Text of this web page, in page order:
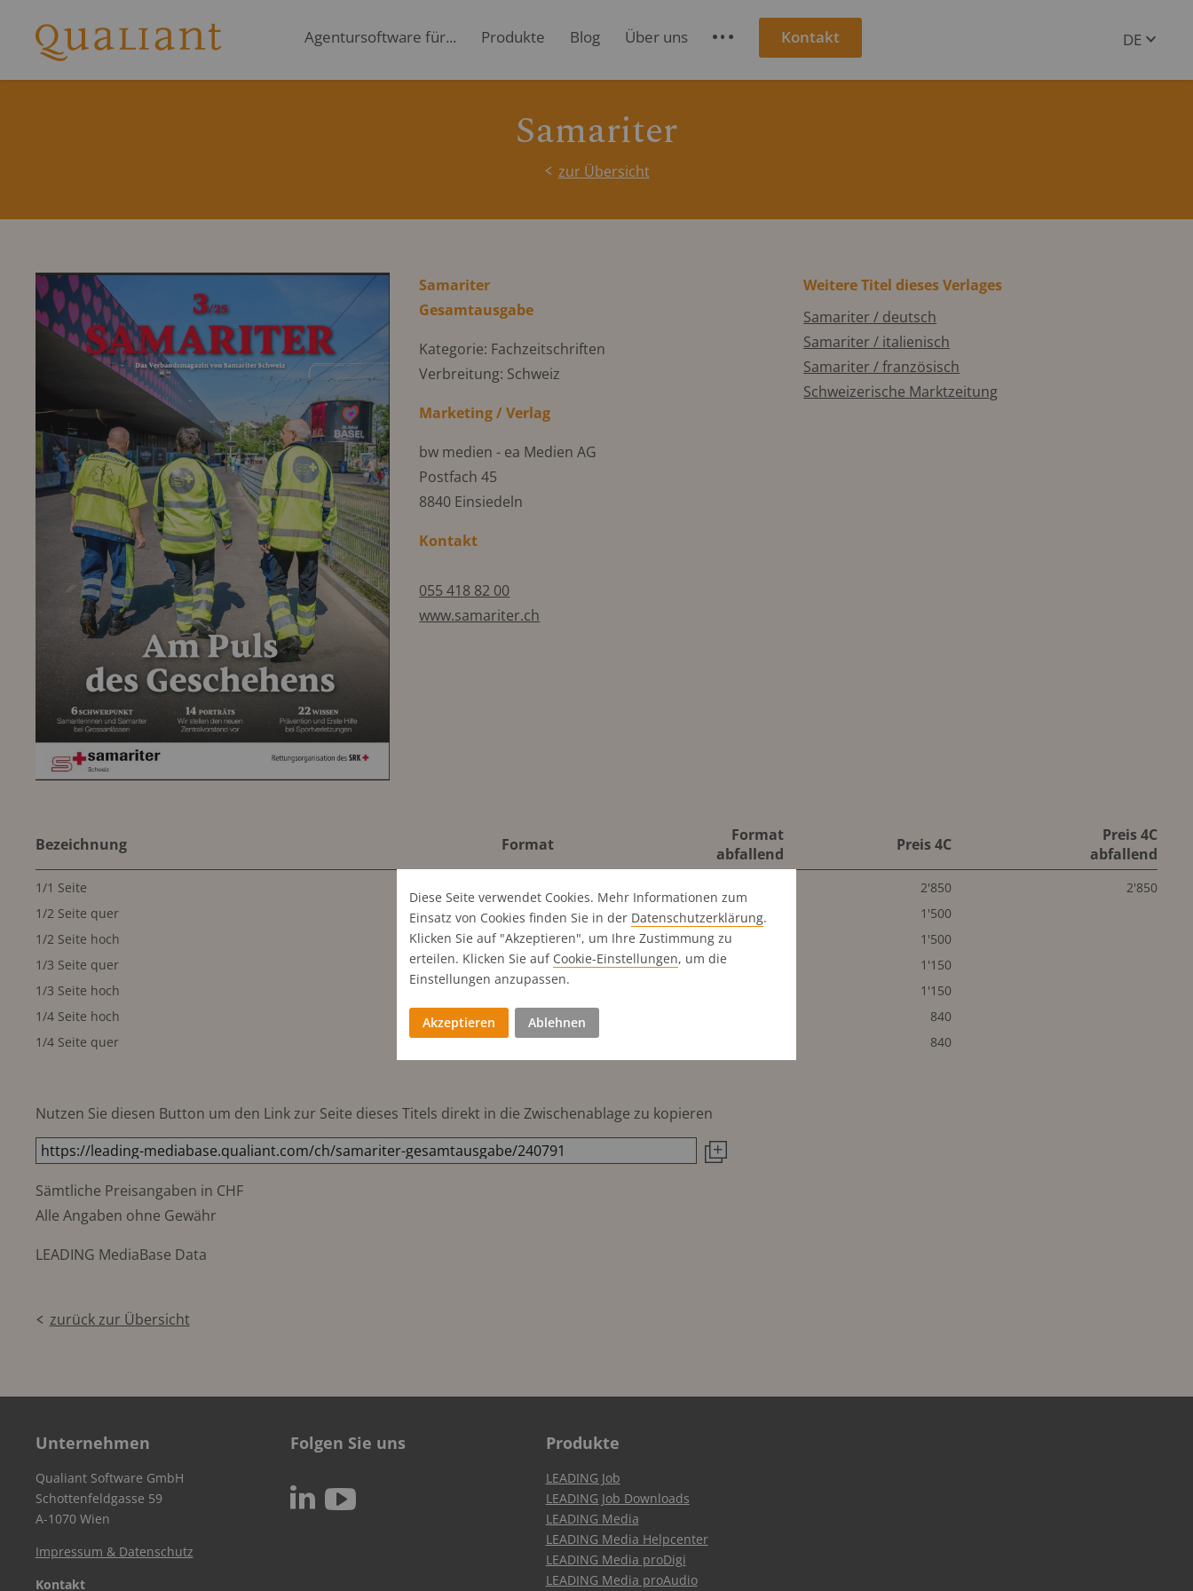
Agentursoftware für... Produkte Blog Über uns S Kontakt
DE
Samariter
zur Übersicht
Samariter
Gesamtausgabe
Kategorie: Fachzeitschriften
Verbreitung: Schweiz
Marketing / Verlag
bw medien - ea Medien AG
Postfach 45
8840 Einsiedeln
Kontakt
055 418 82 00
www.samariter.ch
Weitere Titel dieses Verlages
Samariter / deutsch
Samariter / italienisch
Samariter / französisch
Schweizerische Marktzeitung
Bezeichnung Format
Format
abfallend
Preis 4C
Preis 4C
abfallend
1/1 Seite 2'850
2'850
1/2 Seite quer
186x134 mm
1'500
1/2 Seite hoch
90x273 mm
1'500
1/3 Seite quer
186x83 mm
1'150
1/3 Seite hoch
63x273 mm
1'150
1/4 Seite hoch
90.7x134 mm
840
1/4 Seite quer
186x57 mm 840
Nutzen Sie diesen Button um den Link zur Seite dieses Titels direkt in die Zwischenablage zu kopieren
Sämtliche Preisangaben in CHF
Alle Angaben ohne Gewähr
LEADING MediaBase Data
zurück zur Übersicht
Unternehmen
Qualiant Software GmbH
Schottenfeldgasse 59
A-1070 Wien
Impressum & Datenschutz
Kontakt
Folgen Sie uns
N c
Produkte
LEADING Job
LEADING Job Downloads
LEADING Media
LEADING Media Helpcenter
LEADING Media proDigi
LEADING Media proAudio
Diese Seite verwendet Cookies. Mehr Informationen zum
Einsatz von Cookies finden Sie in der Datenschutz­erklärung.
Klicken Sie auf "Akzeptieren", um Ihre Zustimmung zu
erteilen. Klicken Sie auf Cookie-Einstellungen, um die
Einstellungen anzupassen.
Akzeptieren Ablehnen